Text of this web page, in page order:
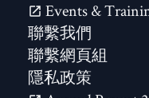
Events &
聯繫我們
聯繫網頁組
隱私政策